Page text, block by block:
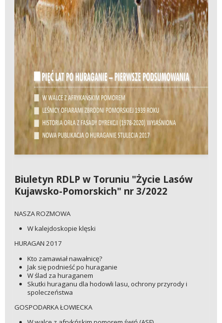
Biuletyn RDLP w Toruniu "Życie Lasów
Kujawsko-Pomorskich" nr 3/2022
NASZA ROZMOWA
W kalejdoskopie klęski
HURAGAN 2017
Kto zamawiał nawałnicę?
Jak się podnieść po huraganie
W ślad za huraganem
Skutki huraganu dla hodowli lasu, ochrony przyrody i
spoleczeństwa
GOSPODARKA ŁOWIECKA